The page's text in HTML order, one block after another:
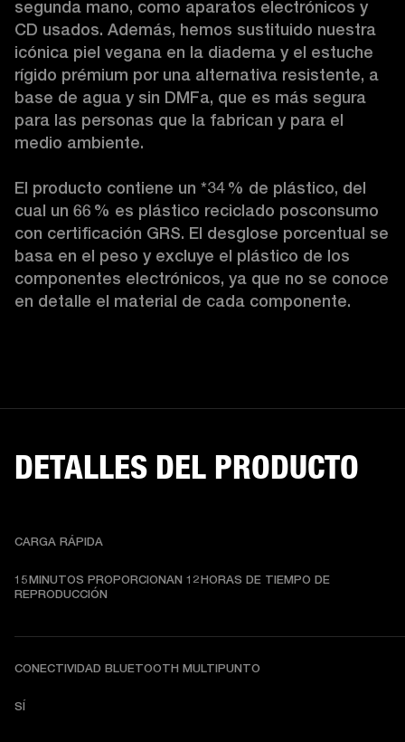
segunda mano, como aparatos electrónicos y
CD usados. Además, hemos sustituido nuestra
icónica piel vegana en la diadema y el estuche
rígido prémium por una alternativa resistente, a
base de agua y sin DMFa, que es más segura
para las personas que la fabrican y para el
medio ambiente.
El producto contiene un *34 % de plástico, del
cual un 66 % es plástico reciclado posconsumo
con certificación GRS. El desglose porcentual se
basa en el peso y excluye el plástico de los
componentes electrónicos, ya que no se conoce
en detalle el material de cada componente.
DETALLES DEL PRODUCTO
CARGA RÁPIDA
15 MINUTOS PROPORCIONAN 12 HORAS DE TIEMPO DE
REPRODUCCIÓN
CONECTIVIDAD BLUETOOTH MULTIPUNTO
SÍ